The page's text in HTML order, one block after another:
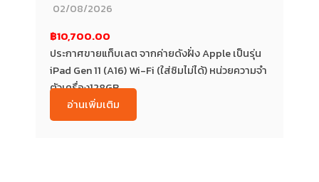
02/08/2026
฿10,700.00
ประกาศขายแท็บเลต จากค่ายดังฝั่ง Apple เป็นรุ่น
iPad Gen 11 (A16) Wi-Fi (ใส่ซิมไม่ได้) หน่วยความจำ
ตัวเครื่อง128GB...
อ่านเพิ่มเติม